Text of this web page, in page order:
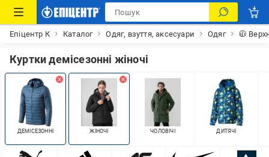
Епіцентр К Каталог Одяг, взуття, аксесуари Одяг 🧥
Куртки демісезонні жіночі
ДЕМІСЕЗОННІ ЖІНОЧІ ЧОЛОВІЧІ ДИТЯЧІ